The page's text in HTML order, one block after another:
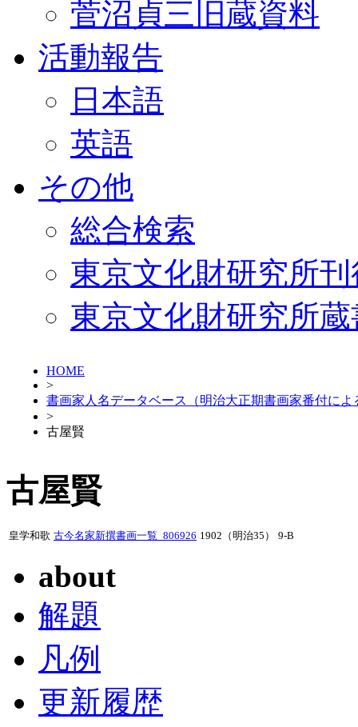
菅沼貞三旧蔵資料
活動報告
日本語
英語
その他
総合検索
東京文化財研究所
東京文化財研究所
HOME
>
書画家人名データベース（明治大正期書画家番付によ
>
古屋賢
古屋賢
皇学和歌 古今名家新撰書画一覧_806926 1902（明治35） 9-B
about
解題
凡例
更新履歴